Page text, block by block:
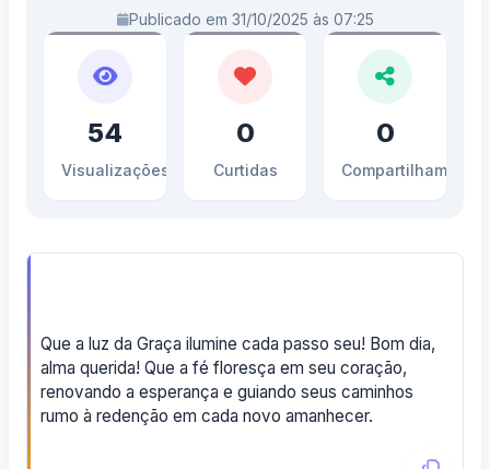
Publicado em 31/10/2025 às 07:25
54
Visualizações
0
Curtidas
0
Compartilhamentos
Que a luz da Graça ilumine cada passo seu! Bom dia,
alma querida! Que a fé floresça em seu coração,
renovando a esperança e guiando seus caminhos
rumo à redenção em cada novo amanhecer.